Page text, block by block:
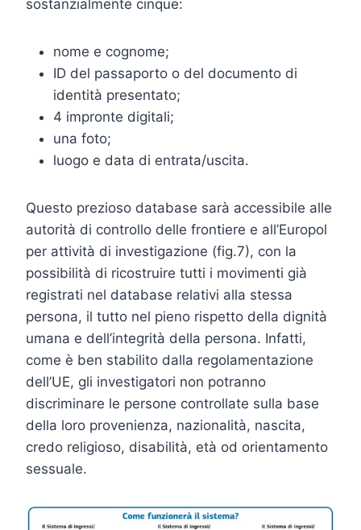
sostanzialmente cinque:
nome e cognome;
ID del passaporto o del documento di
identità presentato;
4 impronte digitali;
una foto;
luogo e data di entrata/uscita.
Questo prezioso database sarà accessibile alle
autorità di controllo delle frontiere e all’Europol
per attività di investigazione (fig.7), con la
possibilità di ricostruire tutti i movimenti già
registrati nel database relativi alla stessa
persona, il tutto nel pieno rispetto della dignità
umana e dell’integrità della persona. Infatti,
come è ben stabilito dalla regolamentazione
dell’UE, gli investigatori non potranno
discriminare le persone controllate sulla base
della loro provenienza, nazionalità, nascita,
credo religioso, disabilità, età od orientamento
sessuale.